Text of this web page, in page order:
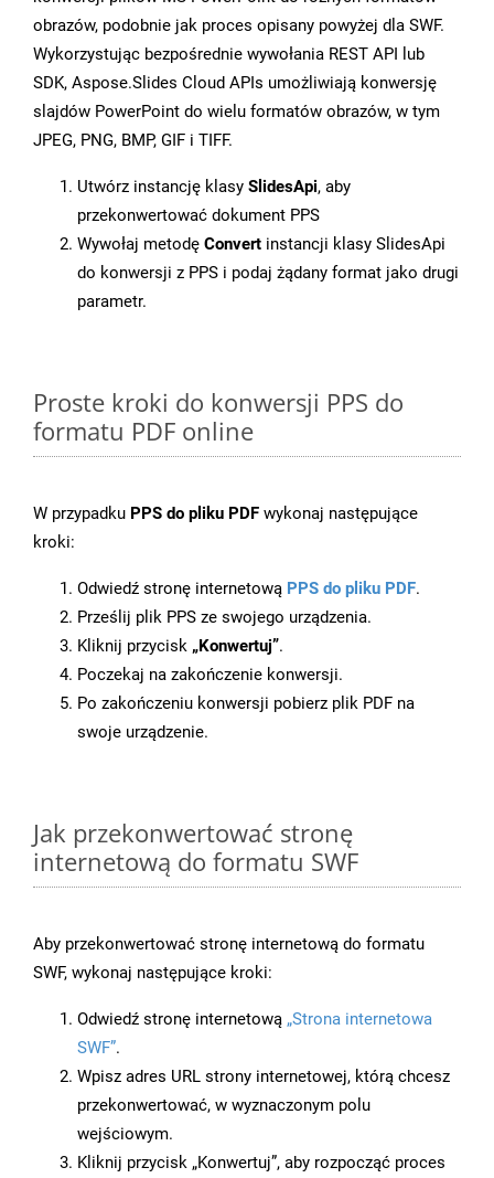
obrazów, podobnie jak proces opisany powyżej dla SWF.
Wykorzystując bezpośrednie wywołania REST API lub
SDK, Aspose.Slides Cloud APIs umożliwiają konwersję
slajdów PowerPoint do wielu formatów obrazów, w tym
JPEG, PNG, BMP, GIF i TIFF.
Utwórz instancję klasy SlidesApi, aby
przekonwertować dokument PPS
Wywołaj metodę Convert instancji klasy SlidesApi
do konwersji z PPS i podaj żądany format jako drugi
parametr.
Proste kroki do konwersji PPS do
formatu PDF online
W przypadku PPS do pliku PDF wykonaj następujące
kroki:
Odwiedź stronę internetową PPS do pliku PDF.
Prześlij plik PPS ze swojego urządzenia.
Kliknij przycisk „Konwertuj”.
Poczekaj na zakończenie konwersji.
Po zakończeniu konwersji pobierz plik PDF na
swoje urządzenie.
Jak przekonwertować stronę
internetową do formatu SWF
Aby przekonwertować stronę internetową do formatu
SWF, wykonaj następujące kroki:
Odwiedź stronę internetową „Strona internetowa
SWF”.
Wpisz adres URL strony internetowej, którą chcesz
przekonwertować, w wyznaczonym polu
wejściowym.
Kliknij przycisk „Konwertuj”, aby rozpocząć proces